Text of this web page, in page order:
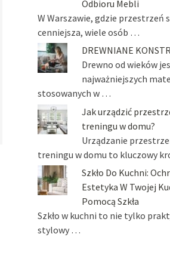
Odbioru Mebli
W Warszawie, gdzie przestrzeń
cenniejsza, wiele osób …
DREWNIANE
Drewno od wieków
najważniejszych
stosowanych w …
Jak urządzić
treningu w domu?
Urządzanie
treningu w domu to kluczowy
Szkło Do Kuchni:
Estetyka W Twojej
Pomocą Szkła
Szkło w kuchni to nie tylko
stylowy …